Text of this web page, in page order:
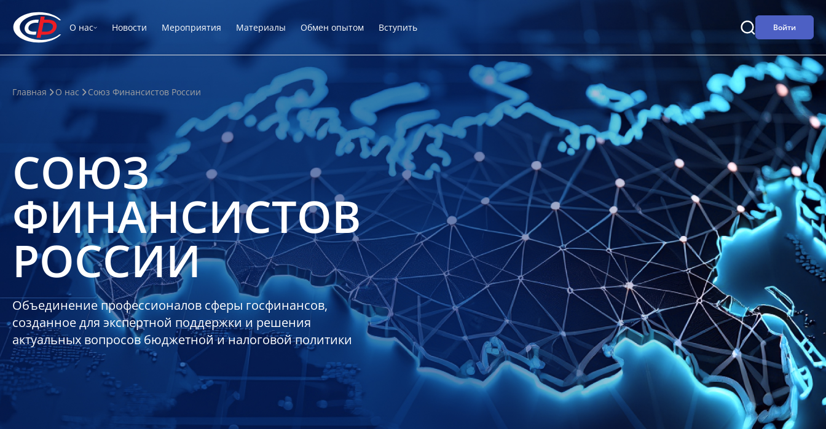
О нас Новости Мероприятия Материалы Обмен опытом Вступить Войти
Главная О нас Союз Финансистов России
СОЮЗ
ФИНАНСИСТОВ
РОССИИ
Объединение профессионалов сферы госфинансов,
созданное для экспертной поддержки и решения
актуальных вопросов бюджетной и налоговой политики